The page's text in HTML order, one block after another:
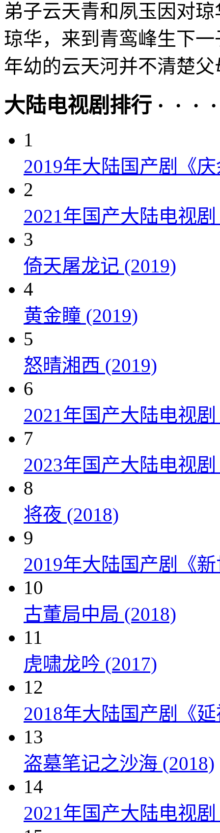
弟子云天青和夙玉因对
琼华，来到青鸾峰生下
年幼的云天河并不清楚
大陆电视剧排行 · · ·
1
2019年大陆国产剧《
2
2021年国产大陆电视
3
倚天屠龙记 (2019)
4
黄金瞳 (2019)
5
怒晴湘西 (2019)
6
2021年国产大陆电视
7
2023年国产大陆电视
8
将夜 (2018)
9
2019年大陆国产剧《
10
古董局中局 (2018)
11
虎啸龙吟 (2017)
12
2018年大陆国产剧《
13
盗墓笔记之沙海 (2018)
14
2021年国产大陆电视